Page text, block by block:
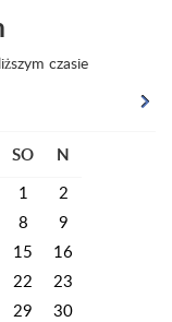
czasie
SO N
1
2
8
9
15
16
22
23
29
30